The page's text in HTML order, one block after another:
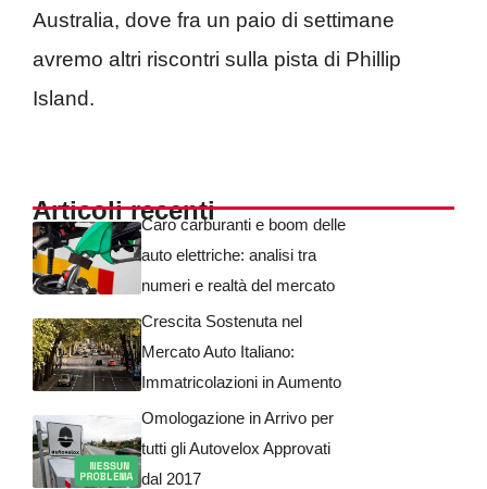
Australia, dove fra un paio di settimane
avremo altri riscontri sulla pista di Phillip
Island.
Articoli recentiCaro carburanti e boom delle
auto elettriche: analisi tra
numeri e realtà del mercato
Crescita Sostenuta nel
Mercato Auto Italiano:
Immatricolazioni in Aumento
Omologazione in Arrivo per
tutti gli Autovelox Approvati
dal 2017